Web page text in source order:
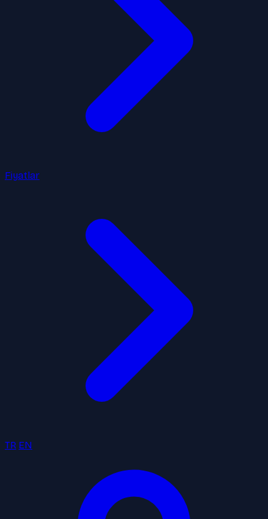
Fiyatlar
TR EN